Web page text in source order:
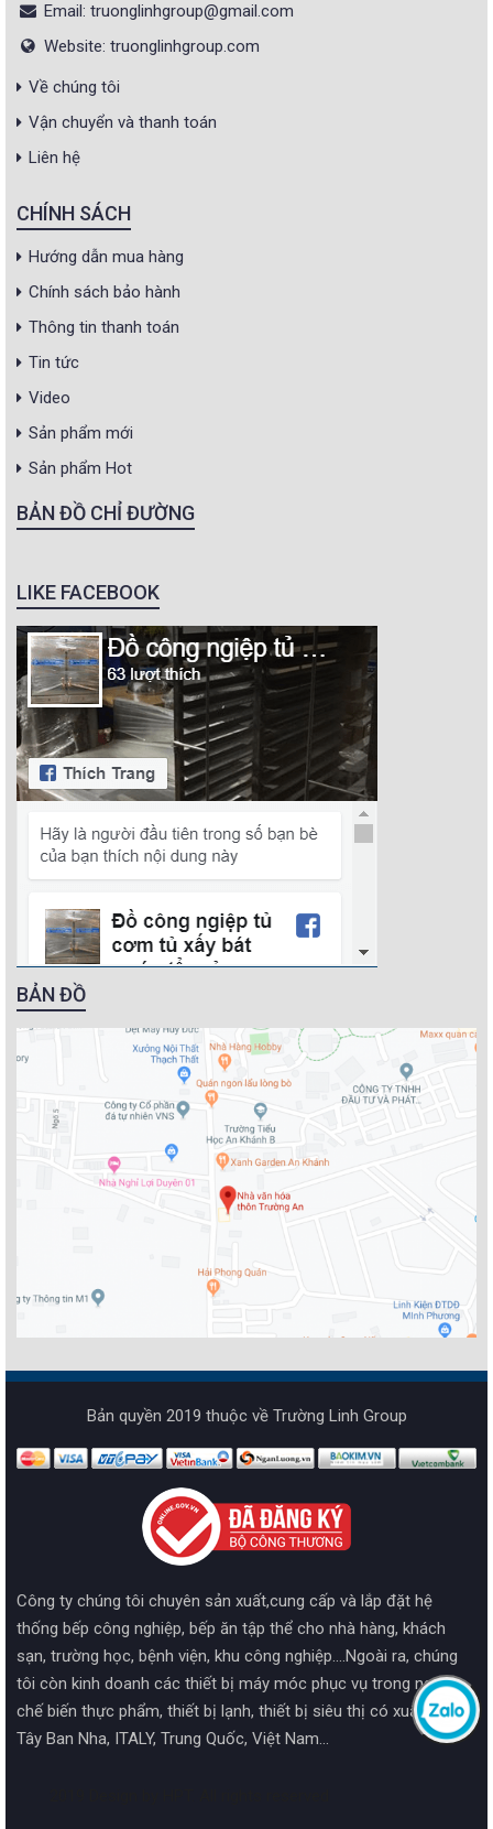
Email: truonglinhgroup@gmail.com
Website: truonglinhgroup.com
Về chúng tôi
Vận chuyển và thanh toán
Liên hệ
CHÍNH SÁCH
Hướng dẫn mua hàng
Chính sách bảo hành
Thông tin thanh toán
Tin tức
Video
Sản phẩm mới
Sản phẩm Hot
BẢN ĐỒ CHỈ ĐƯỜNG
LIKE FACEBOOK
BẢN ĐỒ
Bản quyền 2019 thuộc về Trường Linh Group
Công ty chúng tôi chuyên sản xuất,cung cấp và lắp đặt hệ
thống bếp công nghiệp, bếp ăn tập thể cho nhà hàng, khách
sạn, trường học, bệnh viện, khu công nghiệp....Ngoài ra, chúng
tôi còn kinh doanh các thiết bị máy móc phục vụ trong ngành
chế biến thực phẩm, thiết bị lạnh, thiết bị siêu thị có xuất xứ từ
Tây Ban Nha, ITALY, Trung Quốc, Việt Nam...